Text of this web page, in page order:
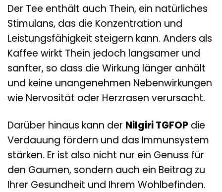
Der Tee enthält auch Thein, ein natürliches
Stimulans, das die Konzentration und
Leistungsfähigkeit steigern kann. Anders als
Kaffee wirkt Thein jedoch langsamer und
sanfter, so dass die Wirkung länger anhält
und keine unangenehmen Nebenwirkungen
wie Nervosität oder Herzrasen verursacht.
Darüber hinaus kann der Nilgiri TGFOP die
Verdauung fördern und das Immunsystem
stärken. Er ist also nicht nur ein Genuss für
den Gaumen, sondern auch ein Beitrag zu
Ihrer Gesundheit und Ihrem Wohlbefinden.